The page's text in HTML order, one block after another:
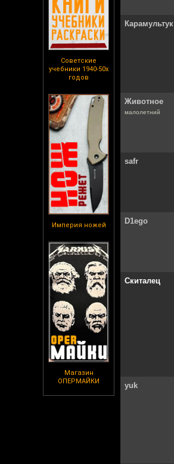
Советские
учебники 1940-50х
годов
Империя ножей
Магазин
ОПЕРМАЙКИ
Карамультук
Животное
малолетний
safr
D1ego
Скиталец
yuk